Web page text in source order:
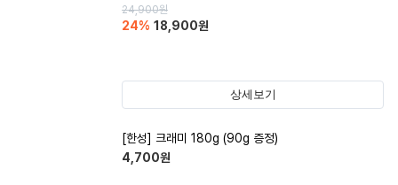
24,900원
24% 18,900원
상세보기
[한성] 크래미 180g (90g 증정)
4,700원